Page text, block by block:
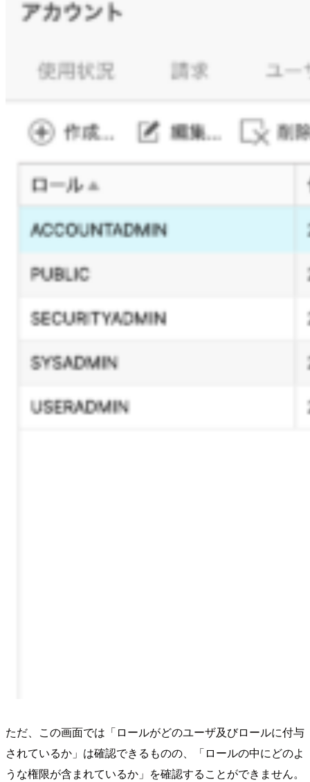
ただ、この画面では「ロールがどのユーザ及びロールに付与
されているか」は確認できるものの、「ロールの中にどのよ
うな権限が含まれているか」を確認することができません。